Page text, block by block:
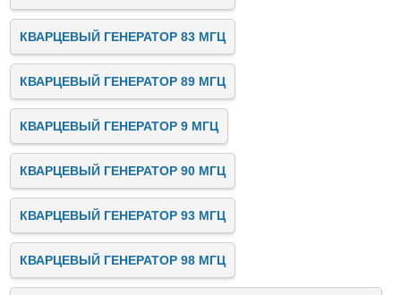
КВАРЦЕВЫЙ ГЕНЕРАТОР 83 МГЦ
КВАРЦЕВЫЙ ГЕНЕРАТОР 89 МГЦ
КВАРЦЕВЫЙ ГЕНЕРАТОР 9 МГЦ
КВАРЦЕВЫЙ ГЕНЕРАТОР 90 МГЦ
КВАРЦЕВЫЙ ГЕНЕРАТОР 93 МГЦ
КВАРЦЕВЫЙ ГЕНЕРАТОР 98 МГЦ